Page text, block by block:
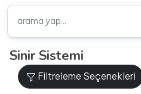
Sinir Sistemi
Filtreleme Seçenekleri